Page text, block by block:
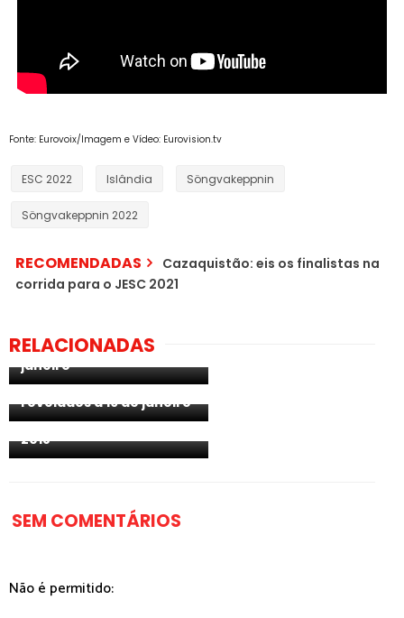
Fonte: Eurovoix/Imagem e Vídeo: Eurovision.tv
ESC 2022 Islândia Söngvakeppnin
Söngvakeppnin 2022
RECOMENDADAS
Cazaquistão: eis os finalistas na
corrida para o JESC 2021
RELACIONADAS
anunciados a 19 de
janeiro
Islândia: candidatos do
Söngvakeppnin 2018
revelados a 19 de janeiro
Islândia: novas regras
para o Söngvakeppnin
2018
SEM COMENTÁRIOS
Não é permitido: